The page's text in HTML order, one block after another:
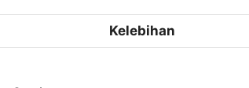
Kelebihan